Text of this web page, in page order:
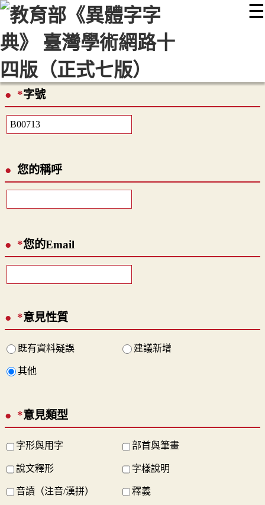
☰
::: 最新消息 常見問題 編輯說明
顯示模式
*字號
您的稱呼
*您的Email
*意見性質
既有資料疑誤 建議新增
其他
*意見類型
字形與用字 部首與筆畫
說文釋形 字樣說明
音讀（注音/漢拼） 釋義